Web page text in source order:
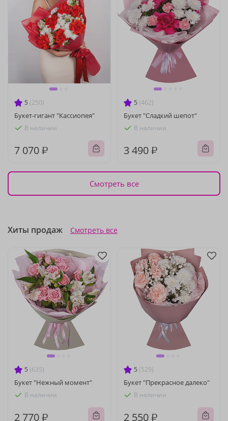
5 (250)
Букет-гигант "Кассиопея"
В наличии
7 070 ₽
5 (462)
Букет "Сладкий шепот"
В наличии
3 490 ₽
Смотреть все
Хиты продаж Смотреть все
5 (635)
Букет "Нежный момент"
В наличии
2 770 ₽
5 (529)
Букет "Прекрасное далеко"
В наличии
2 550 ₽